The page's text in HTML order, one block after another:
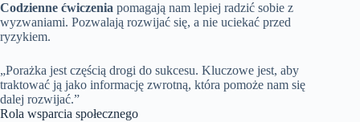
Codzienne ćwiczenia pomagają nam lepiej radzić sobie z
wyzwaniami. Pozwalają rozwijać się, a nie uciekać przed
ryzykiem.
„Porażka jest częścią drogi do sukcesu. Kluczowe jest, aby
traktować ją jako informację zwrotną, która pomoże nam się
dalej rozwijać.”
Rola wsparcia społecznego